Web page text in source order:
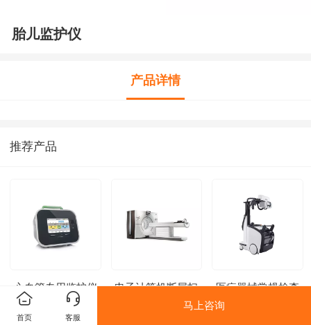
胎儿监护仪
产品详情
推荐产品
心血管专用监护仪
电子计算机断层扫
医疗器械常规检查
仪
首页 客服
马上咨询